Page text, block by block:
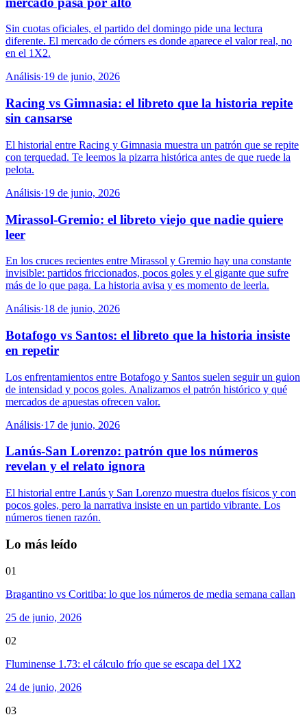
Sin cuotas oficiales, el partido del domingo pide una lectura
diferente. El mercado de córners es donde aparece el valor real, no
en el 1X2.
Análisis·19 de junio, 2026
Racing vs Gimnasia: el libreto que la historia repite
sin cansarse
El historial entre Racing y Gimnasia muestra un patrón que se repite
con terquedad. Te leemos la pizarra histórica antes de que ruede la
pelota.
Análisis·19 de junio, 2026
Mirassol-Gremio: el libreto viejo que nadie quiere
leer
En los cruces recientes entre Mirassol y Gremio hay una constante
invisible: partidos friccionados, pocos goles y el gigante que sufre
más de lo que paga. La historia avisa y es momento de leerla.
Análisis·18 de junio, 2026
Botafogo vs Santos: el libreto que la historia insiste
en repetir
Los enfrentamientos entre Botafogo y Santos suelen seguir un guion
de intensidad y pocos goles. Analizamos el patrón histórico y qué
mercados de apuestas ofrecen valor.
Análisis·17 de junio, 2026
Lanús-San Lorenzo: patrón que los números
revelan y el relato ignora
El historial entre Lanús y San Lorenzo muestra duelos físicos y con
pocos goles, pero la narrativa insiste en un partido vibrante. Los
números tienen razón.
Lo más leído
01
Bragantino vs Coritiba: lo que los números de media semana callan
25 de junio, 2026
02
Fluminense 1.73: el cálculo frío que se escapa del 1X2
24 de junio, 2026
03